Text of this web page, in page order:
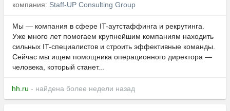
компания: Staff-UP Consulting Group
Мы — компания в сфере IT-аутстаффинга и рекрутинга.
Уже много лет помогаем крупнейшим компаниям находить
сильных IT-специалистов и строить эффективные команды.
Сейчас мы ищем помощника операционного директора —
человека, который станет...
hh.ru - найдена более недели назад